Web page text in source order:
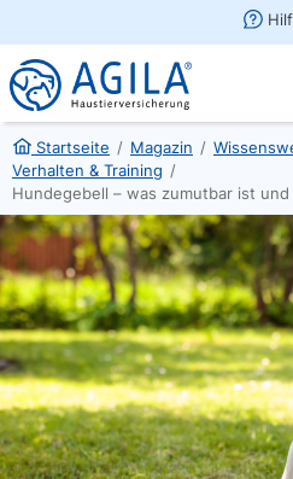
Startseite / Magazin /
Verhalten & Training /
Hundegebell – was zumutbar ist
×
AGILA Kunden-App
Gratis - Im Play Store laden